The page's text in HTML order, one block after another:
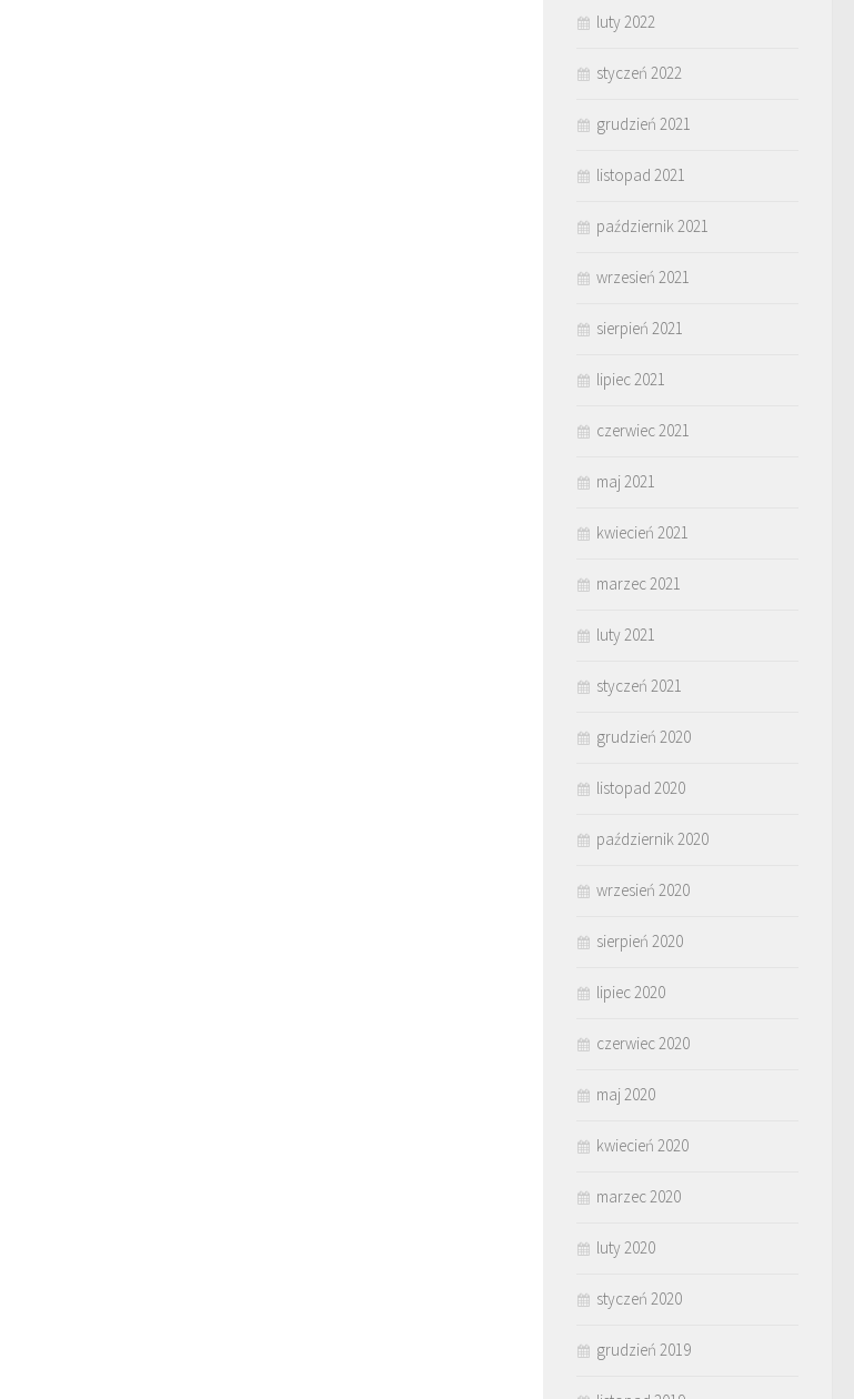
luty 2022
styczeń 2022
grudzień 2021
listopad 2021
październik 2021
wrzesień 2021
sierpień 2021
lipiec 2021
czerwiec 2021
maj 2021
kwiecień 2021
marzec 2021
luty 2021
styczeń 2021
grudzień 2020
listopad 2020
październik 2020
wrzesień 2020
sierpień 2020
lipiec 2020
czerwiec 2020
maj 2020
kwiecień 2020
marzec 2020
luty 2020
styczeń 2020
grudzień 2019